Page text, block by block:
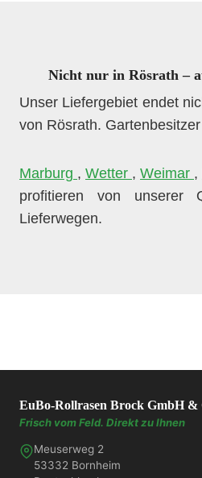
Nicht nur in Rösrath –
Unser Liefergebiet endet
von Rösrath.
Marburg , Wetter , Weimar ,
profitieren von unserer
Lieferwegen.
EuBo-Rollrasen Brock GmbH &
Frisch vom Feld. Direkt zu Ihnen
Meuserweg 2
53332 Bornheim